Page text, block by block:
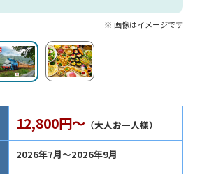
※ 画像はイメージです
12,800円～ （大人お一人様）
2026年7月～2026年9月